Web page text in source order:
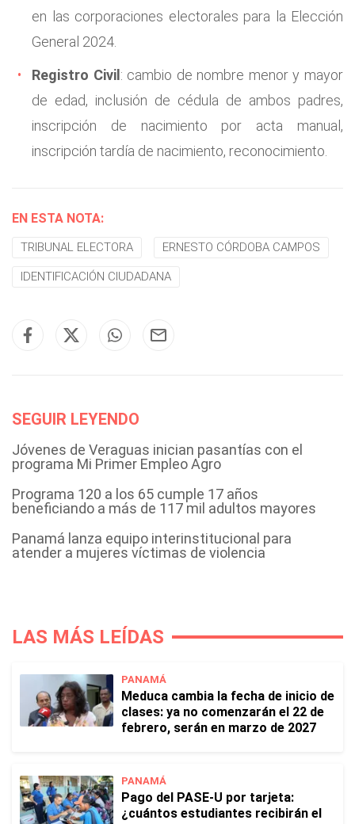
en las corporaciones electorales para la Elección
General 2024.
Registro Civil : cambio de nombre menor y mayor
de edad, inclusión de cédula de ambos padres,
inscripción de nacimiento por acta manual,
inscripción tardía de nacimiento, reconocimiento.
EN ESTA NOTA:
TRIBUNAL ELECTORA ERNESTO CÓRDOBA CAMPOS
IDENTIFICACIÓN CIUDADANA
SEGUIR LEYENDO
Jóvenes de Veraguas inician pasantías con el
programa Mi Primer Empleo Agro
Programa 120 a los 65 cumple 17 años
beneficiando a más de 117 mil adultos mayores
Panamá lanza equipo interinstitucional para
atender a mujeres víctimas de violencia
LAS MÁS LEÍDAS
PANAMÁ
Meduca cambia la fecha de inicio de
clases: ya no comenzarán el 22 de
febrero, serán en marzo de 2027
PANAMÁ
Pago del PASE-U por tarjeta:
¿cuántos estudiantes recibirán el